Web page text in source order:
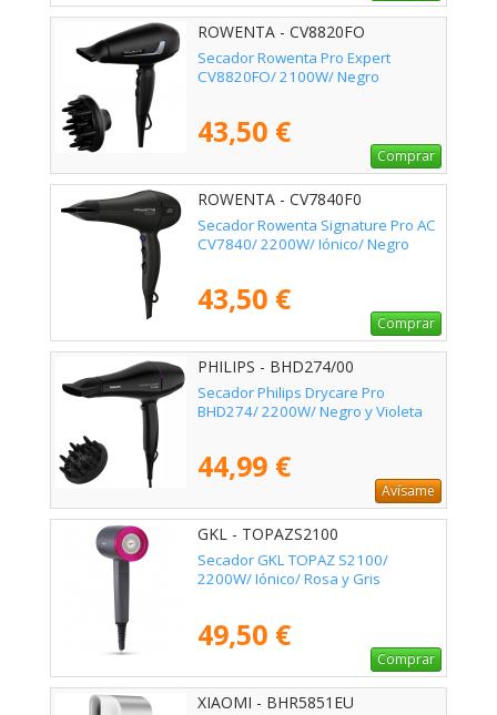
ROWENTA - CV8820FO
Secador Rowenta Pro Expert
CV8820FO/ 2100W/ Negro
43,50 €
Comprar
ROWENTA - CV7840F0
Secador Rowenta Signature Pro AC
CV7840/ 2200W/ Iónico/ Negro
43,50 €
Comprar
PHILIPS - BHD274/00
Secador Philips Drycare Pro
BHD274/ 2200W/ Negro y Violeta
44,99 €
Avísame
GKL - TOPAZS2100
Secador GKL TOPAZ S2100/
2200W/ Iónico/ Rosa y Gris
49,50 €
Comprar
XIAOMI - BHR5851EU